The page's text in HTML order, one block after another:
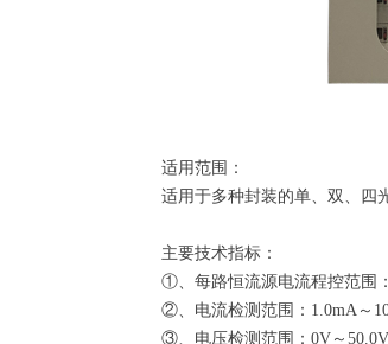
适用范围：
适用于多种封装的单、双、四
主要技术指标：
①、每路恒流源电流程控范围
②、电流检测范围：1.0mA～
③、电压检测范围：0V～50.0V